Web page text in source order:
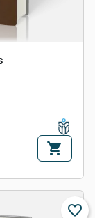
shopping_cart
favorite_border